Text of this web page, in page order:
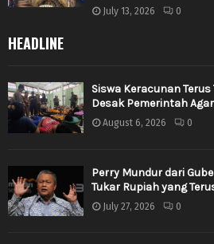
July 13, 2026 0
HEADLINE
Siswa Keracunan
Desak Pemerintah
August 6, 2026 0
Perry Mundur dari
Tukar Rupiah yang
July 27, 2026 0